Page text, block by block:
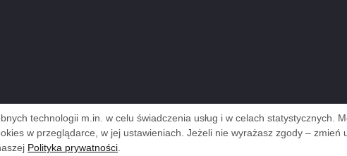
technologii m.in. w celu świadczenia usług i w celach statystycznych.
w przeglądarce, w jej ustawieniach. Jeżeli nie wyrażasz zgody – zmień
Polityka prywatności